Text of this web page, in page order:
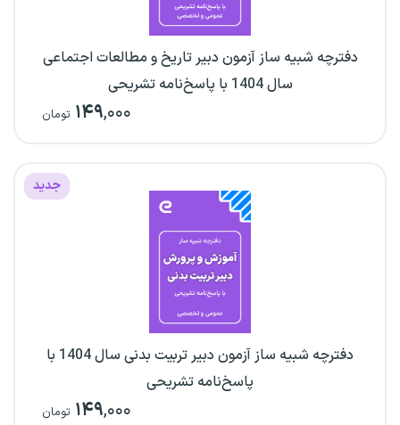
دفترچه شبیه ساز آزمون دبیر تاریخ و مطالعات اجتماعی
سال 1404 با پاسخ‌نامه تشریحی
۱۴۹,۰۰۰ تومان
جدید
دفترچه شبیه ساز آزمون دبیر تربیت بدنی سال 1404 با
پاسخ‌نامه تشریحی
۱۴۹,۰۰۰ تومان